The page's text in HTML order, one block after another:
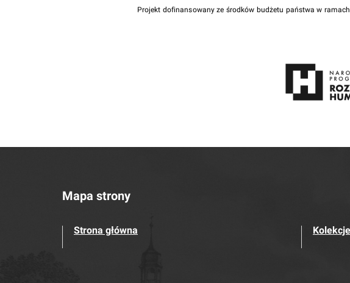
Projekt dofinansowany ze środków budżetu państwa w
Mapa strony
Strona główna Kolekcje